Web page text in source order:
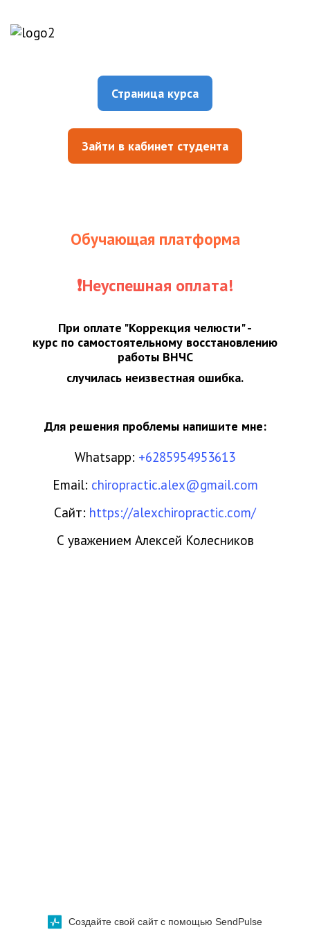
Страница курса
Зайти в кабинет студента
Обучающая платформа
❗Неуспешная оплата!
При оплате "Коррекция челюсти" -
курс по самостоятельному восстановлению
работы ВНЧС
случилась неизвестная ошибка.
Для решения проблемы напишите мне:
Whatsapp: +6285954953613
Email: chiropractic.alex@gmail.com
Сайт: https://alexchiropractic.com/
С уважением Алексей Колесников
Создайте свой сайт с помощью SendPulse